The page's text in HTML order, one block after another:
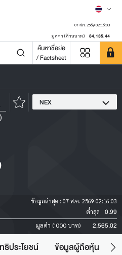
07 ส.ค. 2569 02:16:03
มูลค่า (ล้านบาท) 84,135.44
ค้นหาชื่อย่อ
/ Factsheet
NEX
ข้อมูลล่าสุด : 07 ส.ค. 2569 02:16:03
ต่ำสุด 0.99
มูลค่า ('000 บาท) 2,565.02
ธิประโยชน์ ข้อมูลผู้ถือหุ้น